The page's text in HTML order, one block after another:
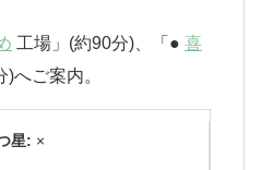
工場」(約90分)、「● 喜
へご案内。
星: ×